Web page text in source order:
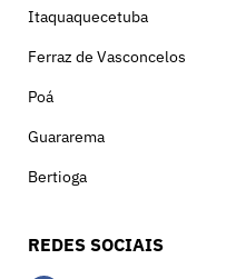
Itaquaquecetuba
Ferraz de Vasconcelos
Poá
Guararema
Bertioga
REDES SOCIAIS